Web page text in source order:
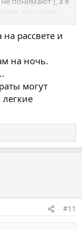
на старте,
рассвете и
на ночь.
могут
#11